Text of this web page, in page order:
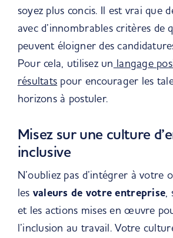
soyez plus concis. Il est vrai que
avec d’innombrables critères de
peuvent éloigner des
Pour cela, utilisez un langage
résultats pour encourager les
horizons à postuler.
Misez sur une culture
inclusive
N’oubliez pas d’intégrer à votre
les valeurs de votreentreprise,
et les actions mises en œuvre po
l’inclusion au travail. Votre